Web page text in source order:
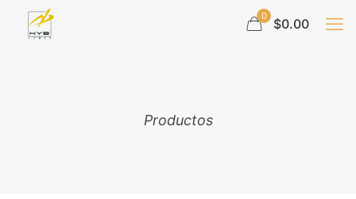
0 $0.00
Productos